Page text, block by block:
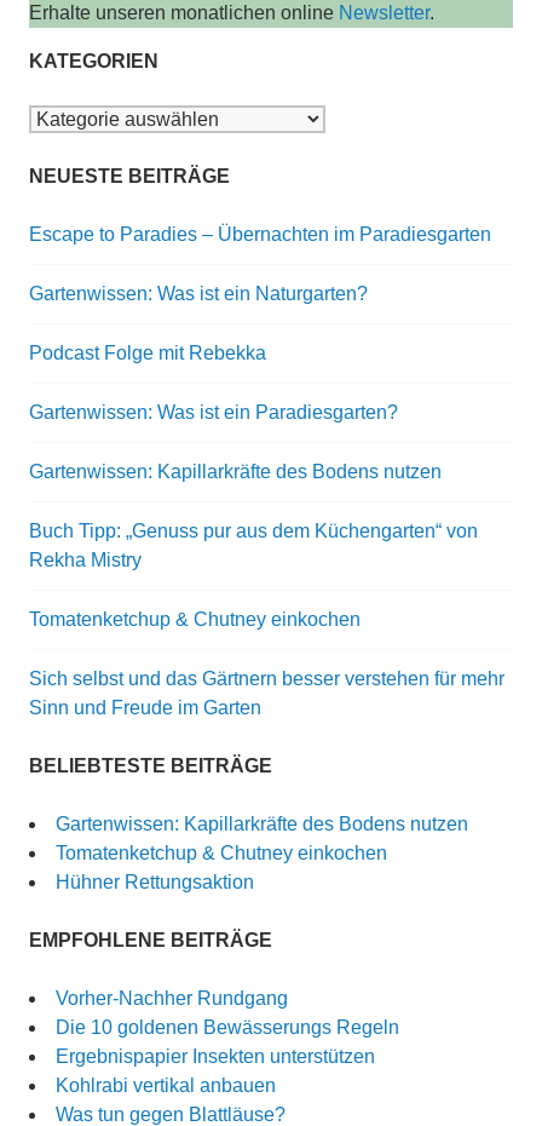
Erhalte unseren monatlichen online Newsletter.
KATEGORIEN
Kategorien
NEUESTE BEITRÄGE
Escape to Paradies – Übernachten im Paradiesgarten
Gartenwissen: Was ist ein Naturgarten?
Podcast Folge mit Rebekka
Gartenwissen: Was ist ein Paradiesgarten?
Gartenwissen: Kapillarkräfte des Bodens nutzen
Buch Tipp: „Genuss pur aus dem Küchengarten“ von
Rekha Mistry
Tomatenketchup & Chutney einkochen
Sich selbst und das Gärtnern besser verstehen für mehr
Sinn und Freude im Garten
BELIEBTESTE BEITRÄGE
Gartenwissen: Kapillarkräfte des Bodens nutzen
Tomatenketchup & Chutney einkochen
Hühner Rettungsaktion
EMPFOHLENE BEITRÄGE
Vorher-Nachher Rundgang
Die 10 goldenen Bewässerungs Regeln
Ergebnispapier Insekten unterstützen
Kohlrabi vertikal anbauen
Was tun gegen Blattläuse?